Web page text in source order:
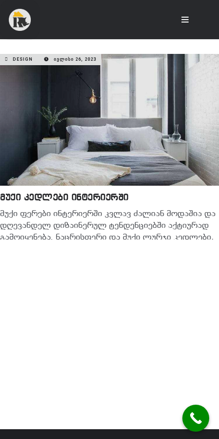
DESIGN ᲘᲕᲚᲘᲡᲘ 26, 2023
მუქი კედლები ინტერიერში
მუქი ფერები ინტერიერში კვლავ ძალიან მოდაშია და
დღევანდელ დიზაინერულ ტენდენციებში აქტიურად
გამოიყენება. ნაცრისფერი და მუქი ლურჯი კედლები,